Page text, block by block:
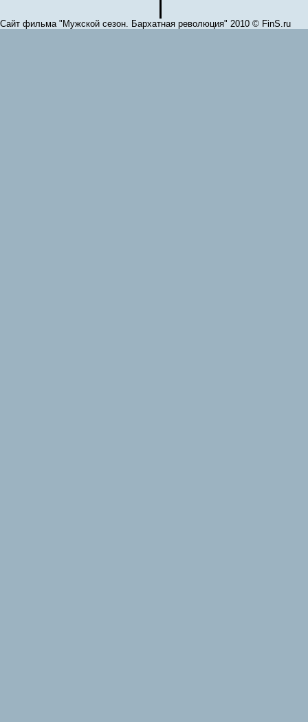
Сайт фильма "Мужской сезон. Бархатная революция" 2010 © FinS.ru